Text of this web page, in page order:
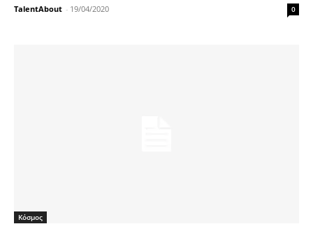
TalentAbout - 19/04/2020 0
Κόσμος